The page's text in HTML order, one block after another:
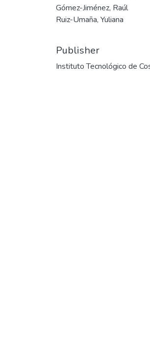
Gómez-Jiménez, Raúl
Ruiz-Umaña, Yuliana
Publisher
Instituto Tecnológico de